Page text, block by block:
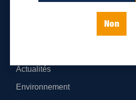
Non
Actualités
Environnement